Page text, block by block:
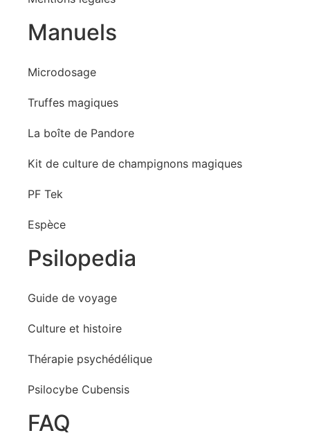
Manuels
Microdosage
Truffes magiques
La boîte de Pandore
Kit de culture de champignons magiques
PF Tek
Espèce
Psilopedia
Guide de voyage
Culture et histoire
Thérapie psychédélique
Psilocybe Cubensis
FAQ